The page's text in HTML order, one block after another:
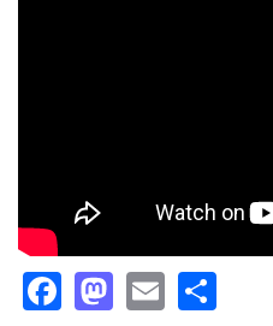
Facebook
Mastodon
Email